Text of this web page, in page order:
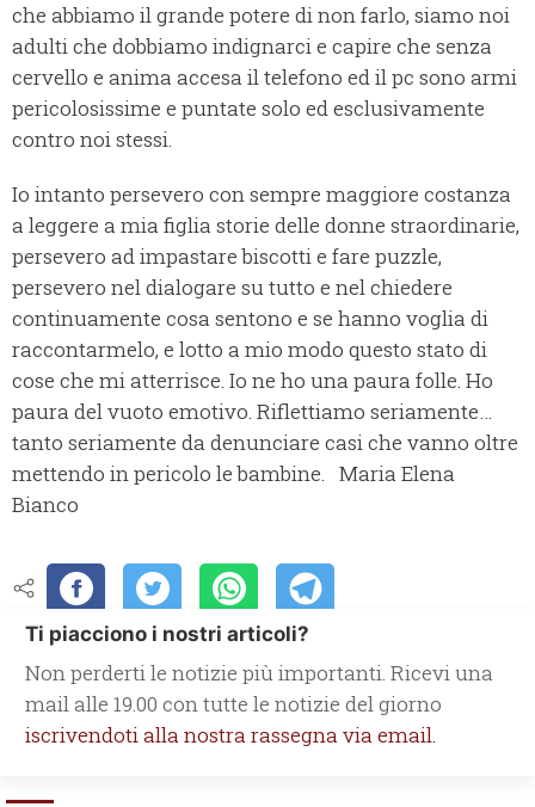
che abbiamo il grande potere di non farlo, siamo noi
adulti che dobbiamo indignarci e capire che senza
cervello e anima accesa il telefono ed il pc sono armi
pericolosissime e puntate solo ed esclusivamente
contro noi stessi.
Io intanto persevero con sempre maggiore costanza
a leggere a mia figlia storie delle donne straordinarie,
persevero ad impastare biscotti e fare puzzle,
persevero nel dialogare su tutto e nel chiedere
continuamente cosa sentono e se hanno voglia di
raccontarmelo, e lotto a mio modo questo stato di
cose che mi atterrisce. Io ne ho una paura folle. Ho
paura del vuoto emotivo. Riflettiamo seriamente…
tanto seriamente da denunciare casi che vanno oltre
mettendo in pericolo le bambine. Maria Elena
Bianco
Ti piacciono i nostri articoli?
Non perderti le notizie più importanti. Ricevi una
mail alle 19.00 con tutte le notizie del giorno
iscrivendoti alla nostra rassegna via email.